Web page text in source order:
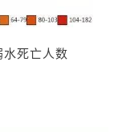
死亡人数